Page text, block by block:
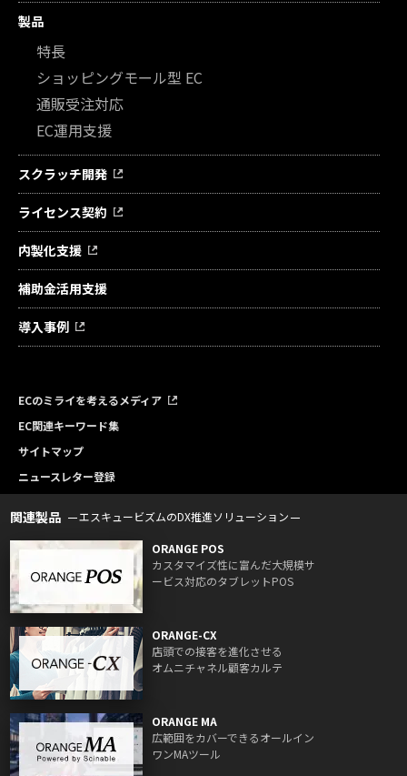
製品
特長
ショッピングモール型 EC
通販受注対応
EC運用支援
スクラッチ開発
ライセンス契約
内製化支援
補助金活用支援
導入事例
ECのミライを考えるメディア
EC関連キーワード集
サイトマップ
ニュースレター登録
関連製品 エスキュービズムのDX推進ソリューション
ORANGE POS
カスタマイズ性に富んだ大規模サ
ービス対応のタブレットPOS
ORANGE-CX
店頭での接客を進化させる
オムニチャネル顧客カルテ
ORANGE MA
広範囲をカバーできるオールイン
ワンMAツール